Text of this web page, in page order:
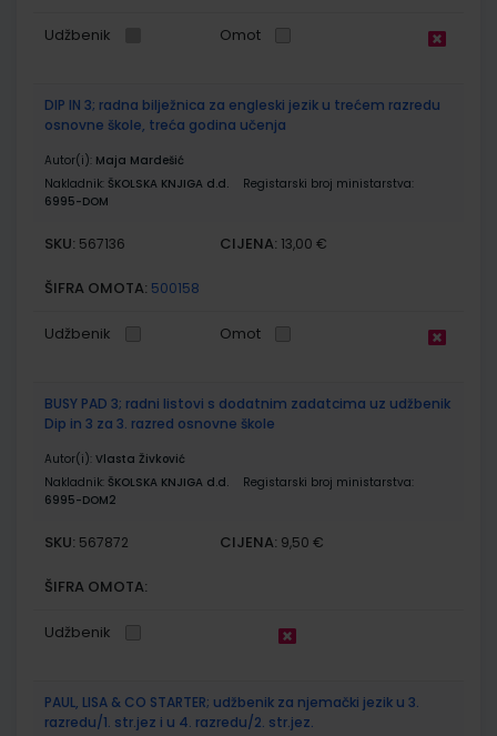
Udžbenik Omot
DIP IN 3; radna bilježnica za engleski jezik u trećem razredu
osnovne škole, treća godina učenja
Autor(i): Maja Mardešić
Nakladnik: ŠKOLSKA KNJIGA d.d.
Registarski broj ministarstva:
6995-DOM
SKU: 567136 CIJENA: 13,00 €
ŠIFRA OMOTA: 500158
Udžbenik Omot
BUSY PAD 3; radni listovi s dodatnim zadatcima uz udžbenik
Dip in 3 za 3. razred osnovne škole
Autor(i): Vlasta Živković
Nakladnik: ŠKOLSKA KNJIGA d.d.
Registarski broj ministarstva:
6995-DOM2
SKU: 567872 CIJENA: 9,50 €
ŠIFRA OMOTA:
Udžbenik
PAUL, LISA & CO STARTER; udžbenik za njemački jezik u 3.
razredu/1. str.jez i u 4. razredu/2. str.jez.